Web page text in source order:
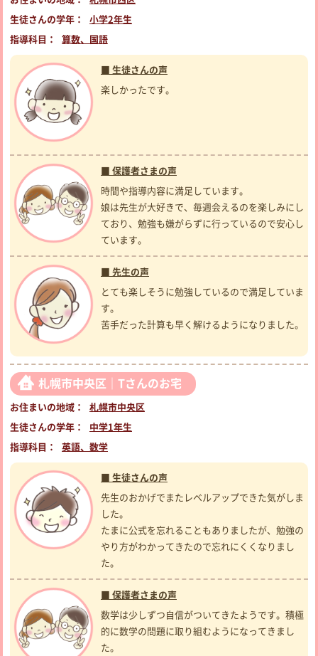
生徒さんの学年： 小学2年生
指導科目： 算数、国語
■ 生徒さんの声
楽しかったです。
■ 保護者さまの声
時間や指導内容に満足しています。
娘は先生が大好きで、毎週会えるのを楽しみにし
ており、勉強も嫌がらずに行っているので安心し
ています。
■ 先生の声
とても楽しそうに勉強しているので満足していま
す。
苦手だった計算も早く解けるようになりました。
札幌市中央区｜Tさんのお宅
お住まいの地域： 札幌市中央区
生徒さんの学年： 中学1年生
指導科目： 英語、数学
■ 生徒さんの声
先生のおかげでまたレベルアップできた気がしま
した。
たまに公式を忘れることもありましたが、勉強の
やり方がわかってきたので忘れにくくなりまし
た。
■ 保護者さまの声
数学は少しずつ自信がついてきたようです。積極
的に数学の問題に取り組むようになってきまし
た。